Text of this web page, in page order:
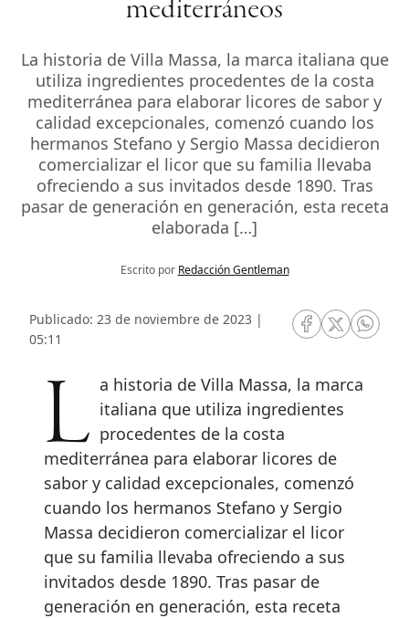
mediterráneos
La historia de Villa Massa, la marca italiana que
utiliza ingredientes procedentes de la costa
mediterránea para elaborar licores de sabor y
calidad excepcionales, comenzó cuando los
hermanos Stefano y Sergio Massa decidieron
comercializar el licor que su familia llevaba
ofreciendo a sus invitados desde 1890. Tras
pasar de generación en generación, esta receta
elaborada […]
Escrito por Redacción Gentleman
Publicado: 23 de noviembre de 2023 |
05:11
RRSS Facebook
RRSSRRSS
La historia de Villa Massa, la marca italiana que utiliza ingredientes
procedentes de la costa
mediterránea para elaborar licores de
sabor y calidad excepcionales, comenzó
cuando los hermanos Stefano y Sergio
Massa decidieron comercializar el licor
que su familia llevaba ofreciendo a sus
invitados desde 1890. Tras pasar de
generación en generación, esta receta